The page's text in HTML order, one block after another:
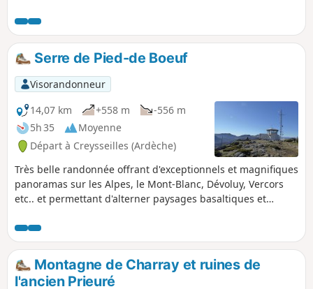
Serre de Pied-de Boeuf
Visorandonneur
14,07 km
+558 m
-556 m
5h 35
Moyenne
Départ à Creysseilles (Ardèche)
Très belle randonnée offrant d'exceptionnels et magnifiques
panoramas sur les Alpes, le Mont-Blanc, Dévoluy, Vercors
etc.. et permettant d'alterner paysages basaltiques et
tombe antique que l'on ne manquera pas de visiter.
Montagne de Charray et ruines de
l'ancien Prieuré